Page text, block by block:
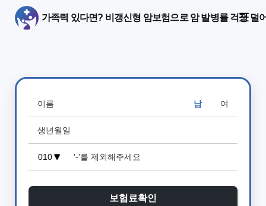
가족력 있다면? 비갱신형 암보험으로 암 발병률 걱정 덜
남 여
보험료확인